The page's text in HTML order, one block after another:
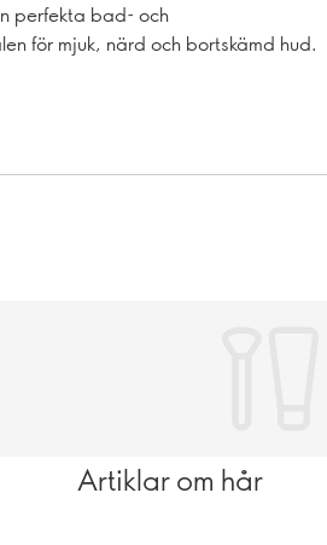
perfekta bad- och
för mjuk, närd och bortskämd hud.
Artiklar om hår